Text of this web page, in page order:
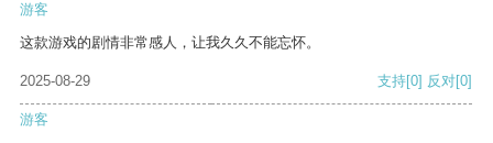
游客
这款游戏的剧情非常感人，让我久久不能忘怀。
2025-08-29 支持[0] 反对[0]
游客